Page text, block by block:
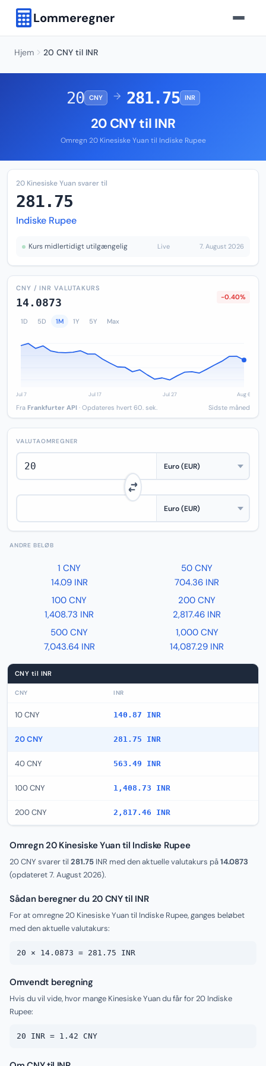
Lommeregner
Hjem 20 CNY til INR
20 CNY → 281.75 INR
20 CNY til INR
Omregn 20 Kinesiske Yuan til Indiske Rupee
20 Kinesiske Yuan svarer til
281.75
Indiske Rupee
Kurs midlertidigt utilgængelig Live 7. August 2026
CNY / INR VALUTAKURS
14.0873 -0.40%
1D 5D 1M 1Y 5Y Max
Fra Frankfurter API · Opdateres hvert 60. sek. Sidste måned
VALUTAOMREGNER
ANDRE BELØB
1 CNY
14.09 INR
50 CNY
704.36 INR
100 CNY
1,408.73 INR
200 CNY
2,817.46 INR
500 CNY
7,043.64 INR
1,000 CNY
14,087.29 INR
CNY til INR
CNY INR
10 CNY 140.87 INR
20 CNY 281.75 INR
40 CNY 563.49 INR
100 CNY 1,408.73 INR
200 CNY 2,817.46 INR
Omregn 20 Kinesiske Yuan til Indiske Rupee
20 CNY svarer til 281.75 INR med den aktuelle valutakurs på14.0873
(opdateret7. August 2026).
Sådan beregner du 20 CNY til INR
For at omregne 20 Kinesiske Yuan til Indiske Rupee, ganges beløbet
med den aktuelle valutakurs:
20 × 14.0873 = 281.75 INR
Omvendt beregning
Hvis du vil vide, hvor mange Kinesiske Yuan du får for 20 Indiske
Rupee:
20 INR = 1.42 CNY